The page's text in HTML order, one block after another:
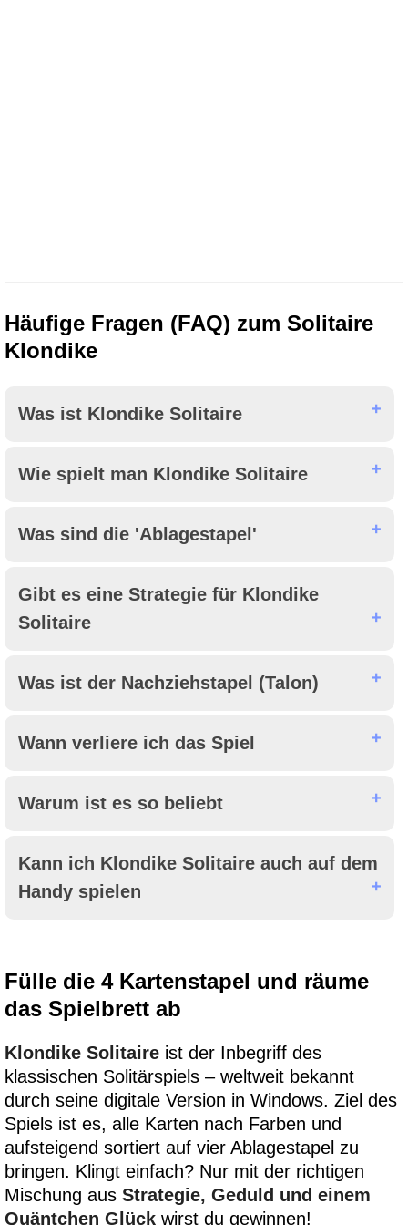
Häufige Fragen (FAQ) zum Solitaire
Klondike
Was ist Klondike Solitaire
Wie spielt man Klondike Solitaire
Was sind die 'Ablagestapel'
Gibt es eine Strategie für Klondike
Solitaire
Was ist der Nachziehstapel (Talon)
Wann verliere ich das Spiel
Warum ist es so beliebt
Kann ich Klondike Solitaire auch auf dem
Handy spielen
Fülle die 4 Kartenstapel und räume
das Spielbrett ab
Klondike Solitaire ist der Inbegriff des
klassischen Solitärspiels – weltweit bekannt
durch seine digitale Version in Windows. Ziel des
Spiels ist es, alle Karten nach Farben und
aufsteigend sortiert auf vier Ablagestapel zu
bringen. Klingt einfach? Nur mit der richtigen
Mischung aus Strategie, Geduld und einem
Quäntchen Glück wirst du gewinnen!